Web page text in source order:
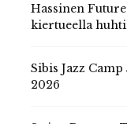
Hassinen
kiertueella
Sibis Jazz
2026